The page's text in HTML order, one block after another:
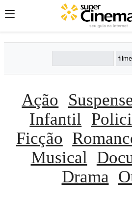
Ação
Infantil
Ficção
Musical
Drama